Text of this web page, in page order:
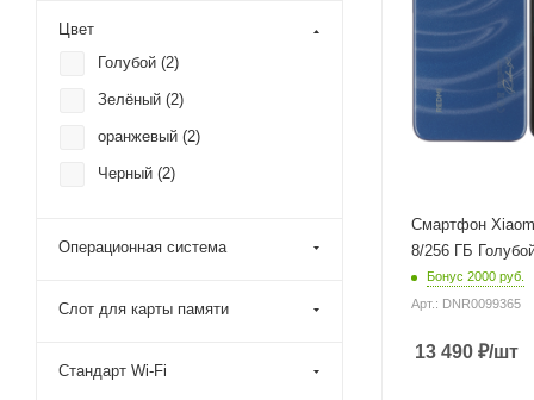
фронтальной камеры
5 Мп
камеры
50 Мп
Объем встроенной
памяти
256 Гб
Объем оперативной
Цвет
Голубой
Операционная
Android
матрицы
Смартфон
8/256 ГБ
Бонус 2000 руб.
Арт.: DNR0099365
13 490 ₽/шт
Цвет
Голубой (2)
Зелёный (2)
оранжевый (2)
Черный (2)
Операционная система
Слот для карты памяти
Стандарт Wi-Fi